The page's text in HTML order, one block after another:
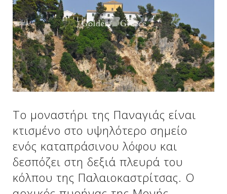
Δείτε μας:
Δείτε μας:
Δείτε μας:
Δείτε μας:
Δείτε μας:
Δείτε μας:
Δείτε μας:
Το μοναστήρι της Παναγιάς είναι
κτισμένο στο υψηλότερο σημείο
ενός καταπράσινου λόφου και
δεσπόζει στη δεξιά πλευρά του
κόλπου της Παλαιοκαστρίτσας. Ο